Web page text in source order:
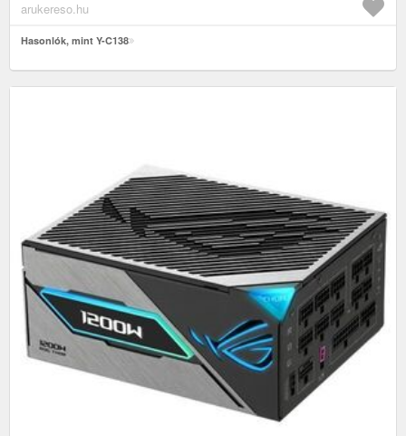
arukereso.hu
Hasonlók, mint Y-C138